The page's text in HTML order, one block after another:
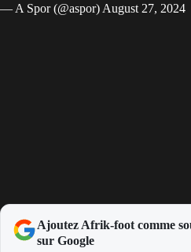
— A Spor (@aspor) August 27, 2024
Ajoutez Afrik-foot comme
sur Google